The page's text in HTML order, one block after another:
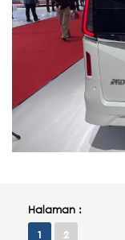
Halaman :
1 2